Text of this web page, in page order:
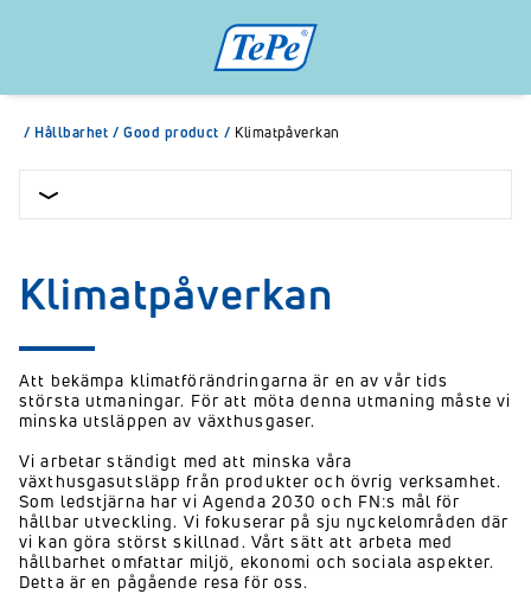
/ Hållbarhet / Good product / Klimatpåverkan
Klimatpåverkan
Att bekämpa klimatförändringarna är en av vår tids
största utmaningar. För att möta denna utmaning måste vi
minska utsläppen av växthusgaser.
Vi arbetar ständigt med att minska våra
växthusgasutsläpp från produkter och övrig verksamhet.
Som ledstjärna har vi Agenda 2030 och FN:s mål för
hållbar utveckling. Vi fokuserar på sju nyckelområden där
vi kan göra störst skillnad. Vårt sätt att arbeta med
hållbarhet omfattar miljö, ekonomi och sociala aspekter.
Detta är en pågående resa för oss.